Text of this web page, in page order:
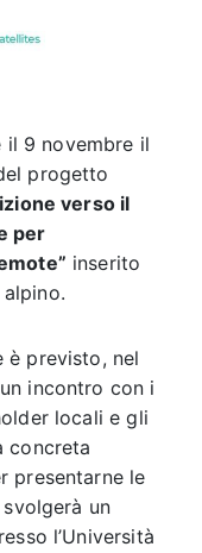
il 9 novembre il
progetto
verso il
per
inserito
è previsto, nel
incontro con i
locali e gli
concreta
presentarne le
un
l’Università